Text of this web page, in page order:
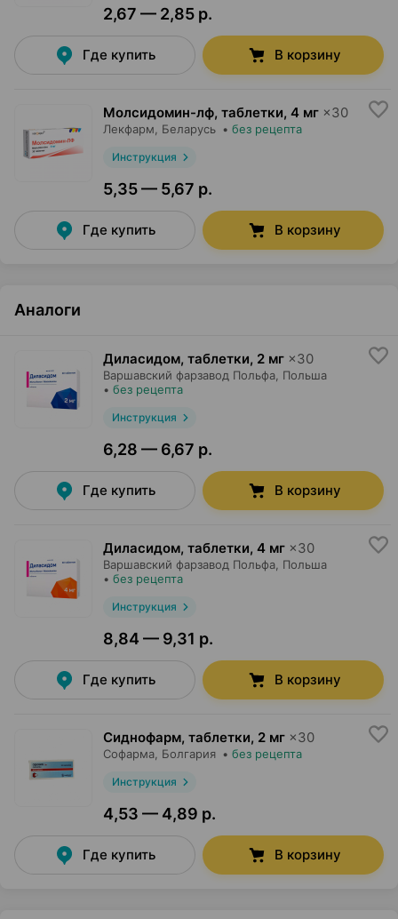
2,67 — 2,85 р.
Где купить В корзину
Молсидомин-лф, таблетки, 4 мг ×30
Лекфарм , Беларусь • без рецепта
Инструкция
5,35 — 5,67 р.
Где купить В корзину
Аналоги
Диласидом, таблетки, 2 мг ×30
Варшавский фарзавод Польфа , Польша
• без рецепта
Инструкция
6,28 — 6,67 р.
Где купить В корзину
Диласидом, таблетки, 4 мг ×30
Варшавский фарзавод Польфа , Польша
• без рецепта
Инструкция
8,84 — 9,31 р.
Где купить В корзину
Сиднофарм, таблетки, 2 мг ×30
Софарма , Болгария • без рецепта
Инструкция
4,53 — 4,89 р.
Где купить В корзину